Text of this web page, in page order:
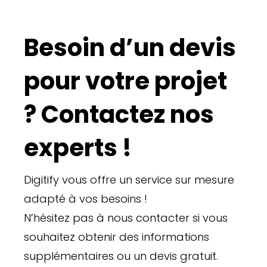
Besoin d’un devis
pour votre projet
? Contactez nos
experts !
Digitify vous offre un service sur mesure
adapté à vos besoins !
N’hésitez pas à nous contacter si vous
souhaitez obtenir des informations
supplémentaires ou un devis gratuit.